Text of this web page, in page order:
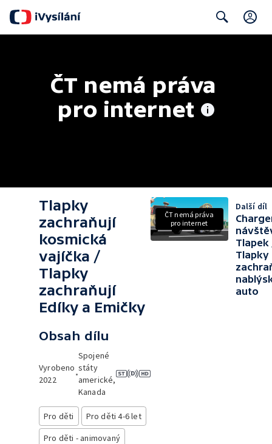
ČT nemá práva
pro internet
Tlapky
zachraňují
kosmická
vajíčka /
Tlapky
zachraňují
Edíky a Emičky
Obsah dílu
Vyrobeno
2022
•
Spojené
státy
americké,
Kanada
Pro děti
Pro děti 4-6 let
Pro děti - animovaný
ČT nemá práva
pro internet
Další díl
Tlapek
Tlapky
auto